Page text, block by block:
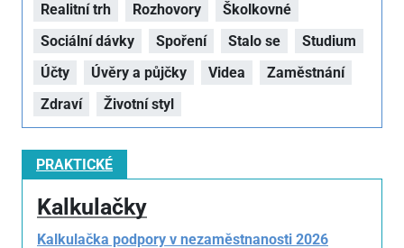
Realitní trh
Rozhovory
Školkovné
Sociální dávky
Spoření Stalo se
Studium
Účty
Úvěry a půjčky Videa
Zaměstnání
Zdraví
Životní styl
PRAKTICKÉ
Kalkulačky
Kalkulačka podpory v nezaměstnanosti 2026